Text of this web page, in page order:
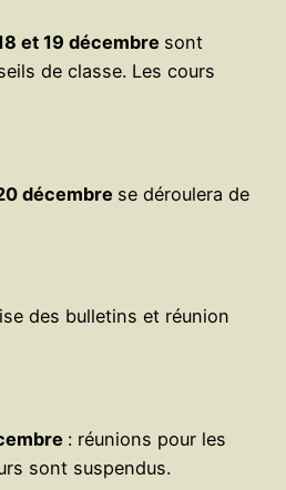
et 19 décembre sont
de classe. Les cours
décembre se déroulera de
des bulletins et réunion
: réunions pour les
sont suspendus.